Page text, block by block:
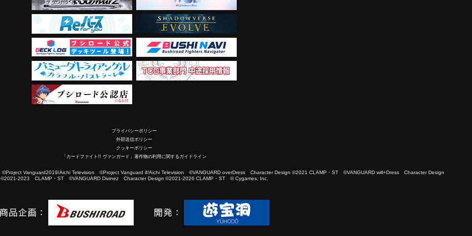
プライバシーポリシー
外部送信ポリシー
クッキーポリシー
「カードファイト!! ヴァンガード」著作物の利用に関するガイドライン
Vanguard2019/Aichi Television ©Project Vanguard if/Aichi Television ©VANGUARD overDress Character Design ©2021 CLAMP・ST ©VANGUARD will+Dress Character Design
©2021-2023 CLAMP・ST ©VANGUARD Divinez Character Design ©2021-2026 CLAMP・ST © Cygames, Inc.